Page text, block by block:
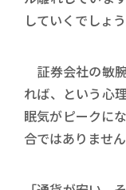
していくでしょう
証券会社の敏
れば、という心
眠気がピークに
合ではありません